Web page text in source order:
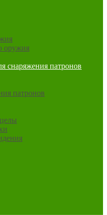
оружия
снаряжения патронов
патронов